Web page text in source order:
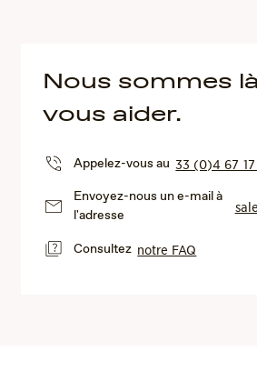
Nous sommes
vous aider.
Appelez-vous au33 (0)4 67
Envoyez-nous un e-mail à
l'adresse
Consultez notre FAQ